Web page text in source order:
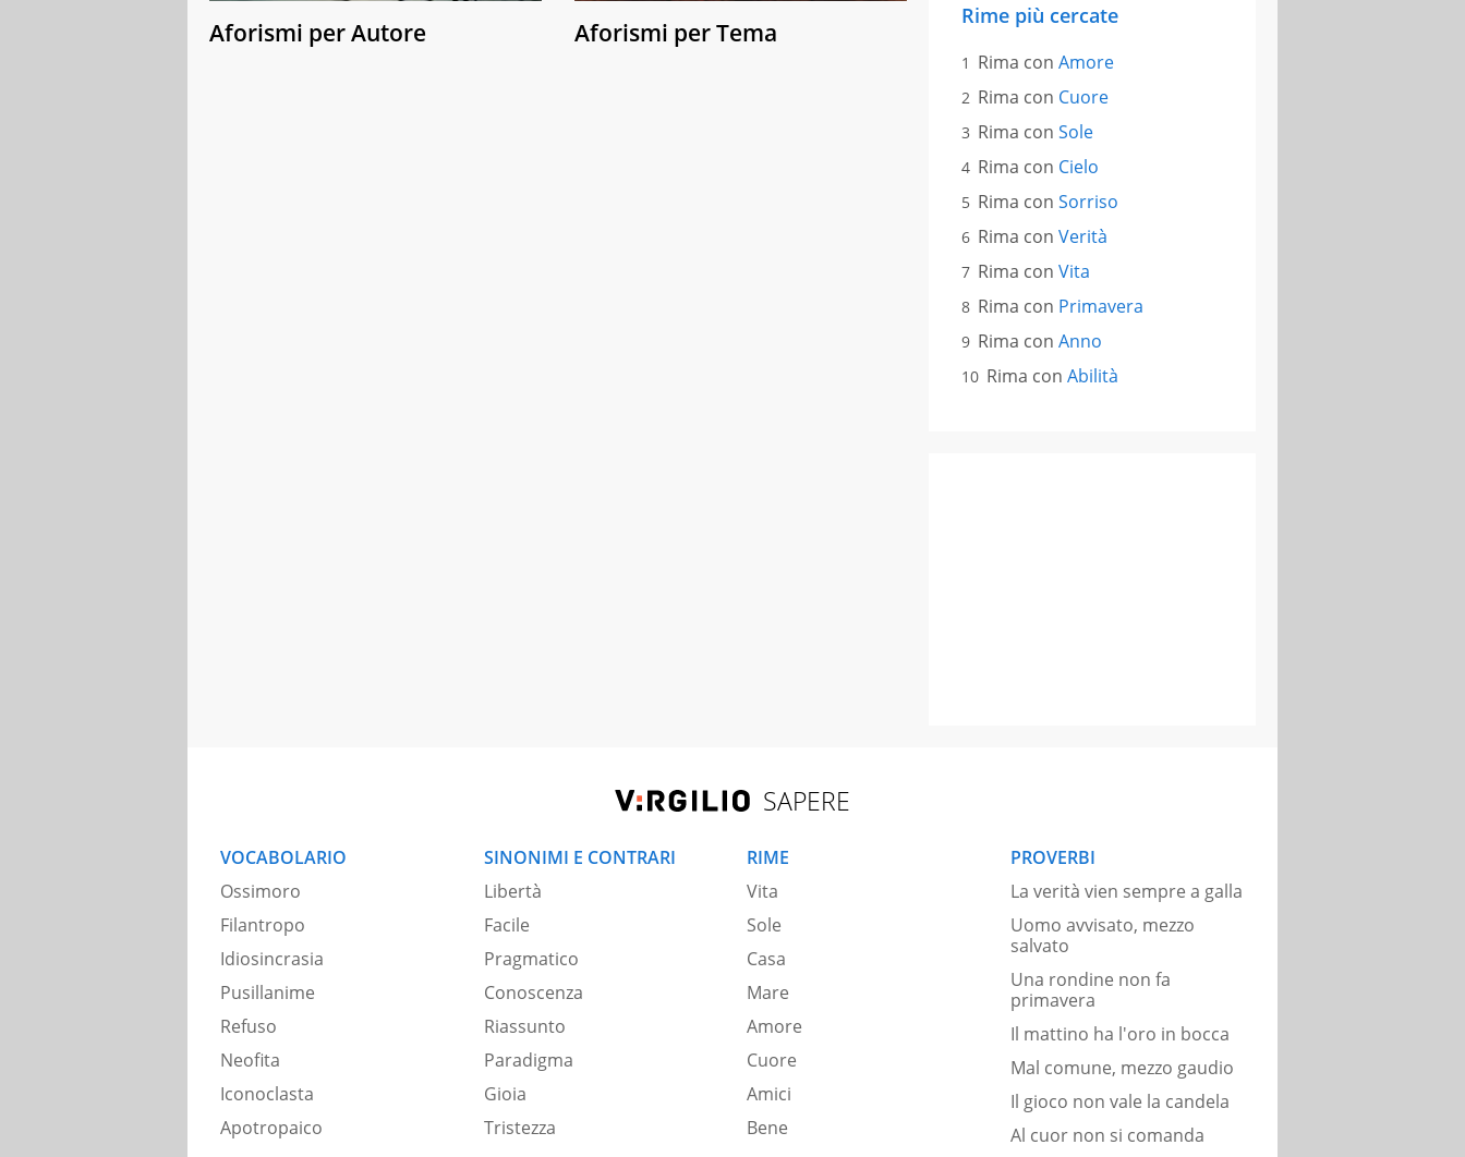
Aforismi per Autore Aforismi per Tema
Rime più cercate
Rima con Amore
Rima con Cuore
Rima con Sole
Rima con Cielo
Rima con Sorriso
Rima con Verità
Rima con Vita
Rima con Primavera
Rima con Anno
Rima con Abilità
SAPERE
VOCABOLARIO
Ossimoro
Filantropo
Idiosincrasia
Pusillanime
Refuso
Neofita
Iconoclasta
Apotropaico
SINONIMI E CONTRARI
Libertà
Facile
Pragmatico
Conoscenza
Riassunto
Paradigma
Gioia
Tristezza
RIME
Vita
Sole
Casa
Mare
Amore
Cuore
Amici
Bene
PROVERBI
La verità vien sempre a galla
Uomo avvisato, mezzo
salvato
Una rondine non fa
primavera
Il mattino ha l'oro in bocca
Mal comune, mezzo gaudio
Il gioco non vale la candela
Al cuor non si comanda